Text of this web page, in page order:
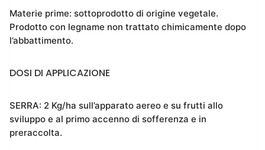
Materie prime: sottoprodotto di origine vegetale.
Prodotto con legname non trattato chimicamente dopo
l’abbattimento.
DOSI DI APPLICAZIONE
SERRA: 2 Kg/ha sull’apparato aereo e su frutti allo
sviluppo e al primo accenno di sofferenza e in
preraccolta.